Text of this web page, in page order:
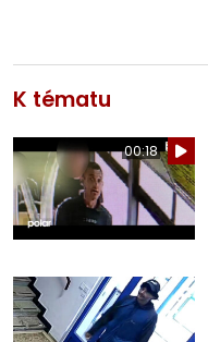
K tématu
00:18